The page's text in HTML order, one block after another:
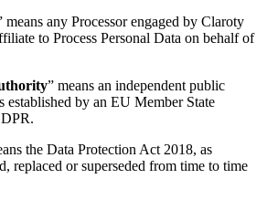
means any Processor engaged by Claroty
to Process Personal Data on behalf of
” means an independent public
established by an EU Member State
the Data Protection Act 2018, as
replaced or superseded from time to time